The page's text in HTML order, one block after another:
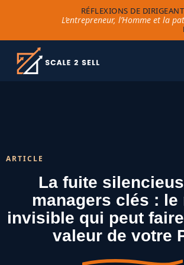
RÉFLEXIONS DE DIRIGEANT
L’entrepreneur, l’Homme et la
ARTICLE
La fuite
managers clés : le
invisible qui peut
valeur de votre